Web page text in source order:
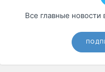
Все главные новости